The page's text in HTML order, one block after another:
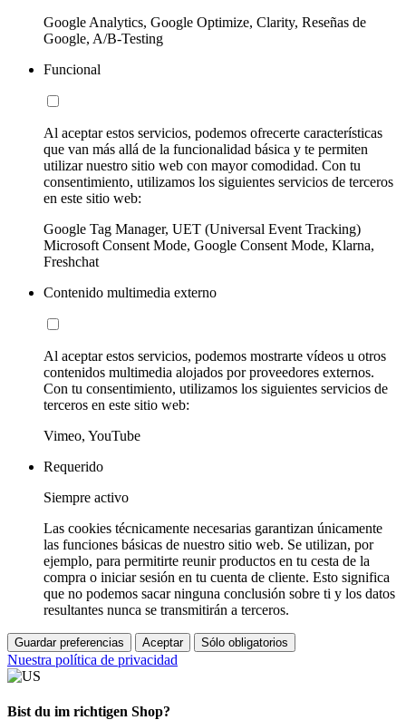
Google Analytics, Google Optimize, Clarity, Reseñas de
Google, A/B-Testing
Funcional
Al aceptar estos servicios, podemos ofrecerte características
que van más allá de la funcionalidad básica y te permiten
utilizar nuestro sitio web con mayor comodidad. Con tu
consentimiento, utilizamos los siguientes servicios de terceros
en este sitio web:
Google Tag Manager, UET (Universal Event Tracking)
Microsoft Consent Mode, Google Consent Mode, Klarna,
Freshchat
Contenido multimedia externo
Al aceptar estos servicios, podemos mostrarte vídeos u otros
contenidos multimedia alojados por proveedores externos.
Con tu consentimiento, utilizamos los siguientes servicios de
terceros en este sitio web:
Vimeo, YouTube
Requerido
Siempre activo
Las cookies técnicamente necesarias garantizan únicamente
las funciones básicas de nuestro sitio web. Se utilizan, por
ejemplo, para permitirte reunir productos en tu cesta de la
compra o iniciar sesión en tu cuenta de cliente. Esto significa
que no podemos sacar ninguna conclusión sobre ti y los datos
resultantes nunca se transmitirán a terceros.
Guardar preferencias Aceptar Sólo obligatorios
Nuestra política de privacidad
Bist du im richtigen Shop?